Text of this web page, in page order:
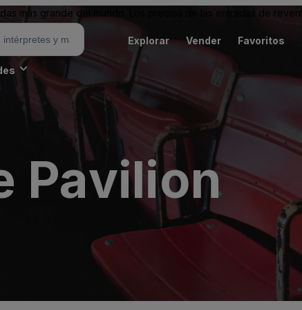
más grande del mundo. Los precios de las entradas de
Explorar Vender Favoritos
Pavilion